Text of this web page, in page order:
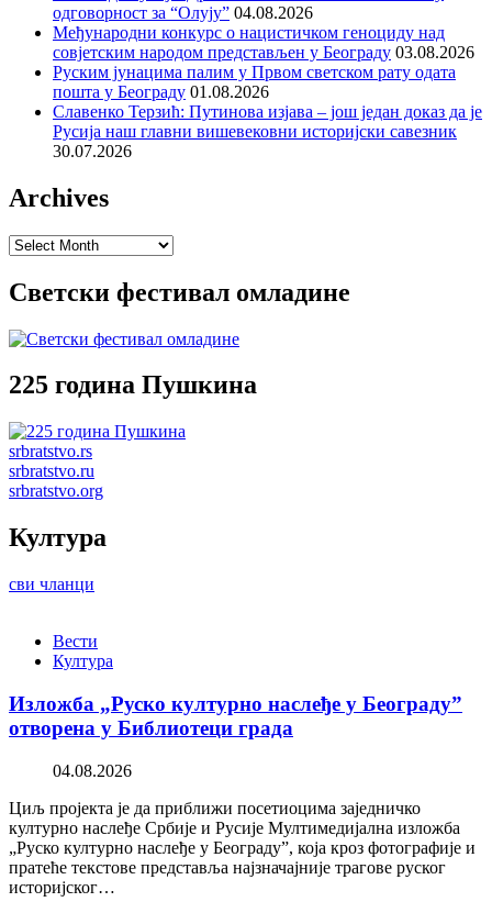
одговорност за “Олују” 04.08.2026
Међународни конкурс о нацистичком геноциду над
совјетским народом представљен у Београду 03.08.2026
Руским јунацима палим у Првом светском рату одата
пошта у Београду 01.08.2026
Славенко Терзић: Путинова изјава – још један доказ да је
Русија наш главни вишевековни историјски савезник
30.07.2026
Archives
Archives
Светски фестивал омладине
225 година Пушкина
srbratstvo.rs
srbratstvo.ru
srbratstvo.org
Култура
сви чланци
Вести
Култура
Изложба „Руско културно наслеђе у Београду”
отворена у Библиотеци града
04.08.2026
Циљ пројекта је да приближи посетиоцима заједничко
културно наслеђе Србије и Русије Мултимедијална изложба
„Руско културно наслеђе у Београду”, која кроз фотографије и
пратеће текстове представља најзначајније трагове руског
историјског…